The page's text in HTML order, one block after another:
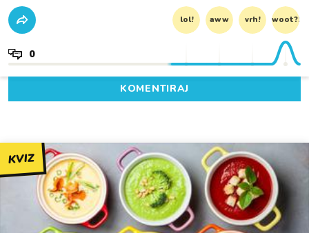
lol! aww vrh! woot?!
0
KOMENTIRAJ
KVIZ